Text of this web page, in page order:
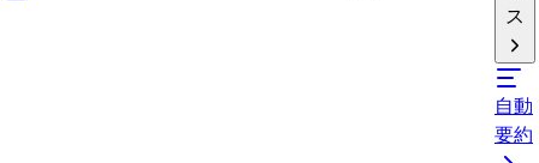
ス
自動
要約